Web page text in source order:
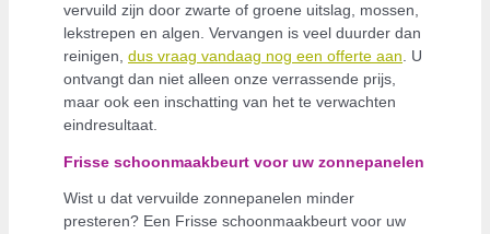
vervuild zijn door zwarte of groene uitslag, mossen,
lekstrepen en algen. Vervangen is veel duurder dan
reinigen, dus vraag vandaag nog een offerte aan . U
ontvangt dan niet alleen onze verrassende prijs,
maar ook een inschatting van het te verwachten
eindresultaat.
Frisse schoonmaakbeurt voor uw zonnepanelen
Wist u dat vervuilde zonnepanelen minder
presteren? Een Frisse schoonmaakbeurt voor uw